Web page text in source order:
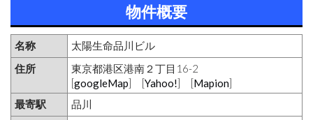
物件概要
名称
太陽生命品川ビル
住所
東京都港区港南２丁目16-2
[googleMap] [Yahoo!] [Mapion]
最寄駅
品川